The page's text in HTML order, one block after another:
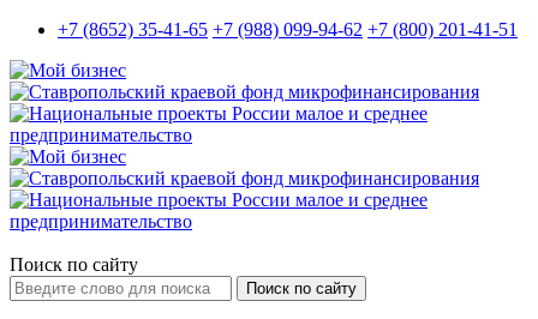
+7 (8652) 35-41-65 +7 (988) 099-94-62 +7 (800) 201-41-51
Поиск по сайту
Поиск по сайту